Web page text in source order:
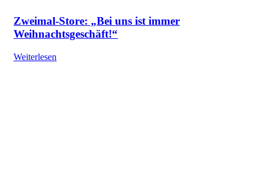
Zweimal-Store: „Bei uns ist immer
Weihnachtsgeschäft!“
Weiterlesen